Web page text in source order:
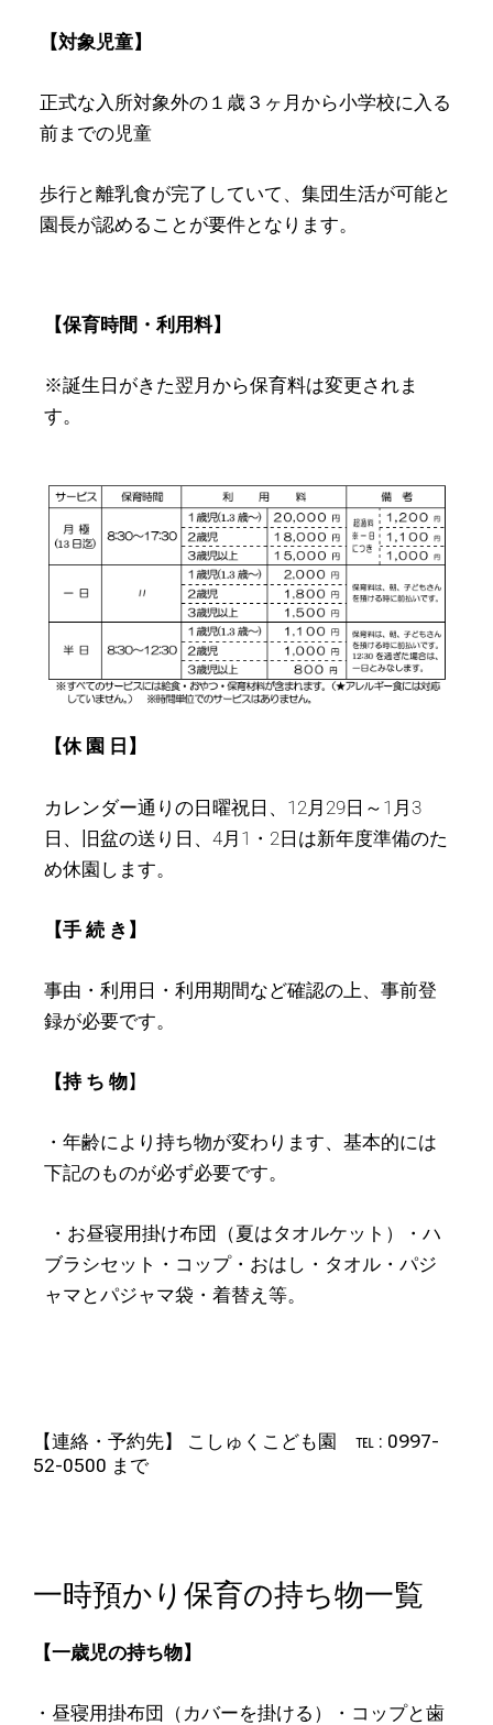
【対象児童】
正式な入所対象外の１歳３ヶ月から小学校に入る
前までの児童
歩行と離乳食が完了していて、集団生活が可能と
園長が認めることが要件となります。
【保育時間・利用料】
※誕生日がきた翌月から保育料は変更されま
す。
【休 園 日】
カレンダー通りの日曜祝日、12月29日～1月3
日、旧盆の送り日、4月1・2日は新年度準備のた
め休園します。
【手 続 き】
事由・利用日・利用期間など確認の上、事前登
録が必要です。
【持 ち 物】
・年齢により持ち物が変わります、基本的には
下記のものが必ず必要です。
・お昼寝用掛け布団（夏はタオルケット）・ハ
ブラシセット・コップ・おはし・タオル・パジ
ャマとパジャマ袋・着替え等。
【連絡・予約先】 こしゅくこども園 ℡ : 0997-
52-0500 まで
一時預かり保育の持ち物一覧
【一歳児の持ち物】
・昼寝用掛布団（カバーを掛ける）・コップと歯